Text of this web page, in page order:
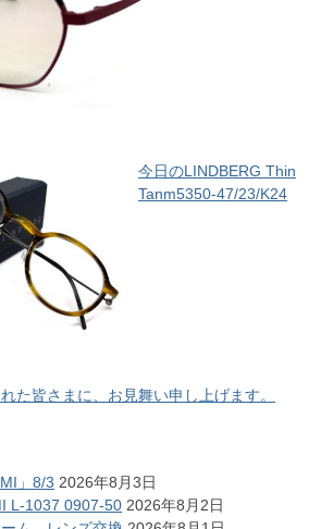
今日のLINDBERG Thin
Tanm5350-47/23/K24
た皆さまに、お見舞い申し上げます。
」8/3 2026年8月3日
L-1037 0907-50 2026年8月2日